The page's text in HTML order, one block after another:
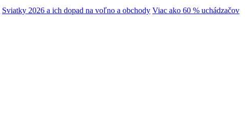
Sviatky 2026 a ich dopad na voľno a obchody Viac ako 60 % uchádzačov